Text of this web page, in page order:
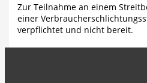
Zur Teilnahme an einem
einer
verpflichtet und nicht bereit.